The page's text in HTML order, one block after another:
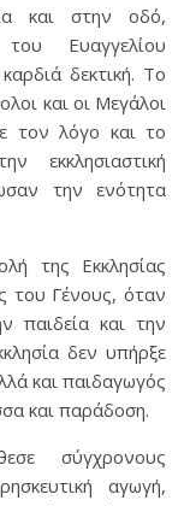
και στην οδό,
Ευαγγελίου
δεκτική. Το
και οι Μεγάλοι
τον λόγο και το
εκκλησιαστική
την ενότητα
της Εκκλησίας
του Γένους, όταν
παιδεία και την
δεν υπήρξε
και παιδαγωγός
και παράδοση.
σύγχρονους
αγωγή,